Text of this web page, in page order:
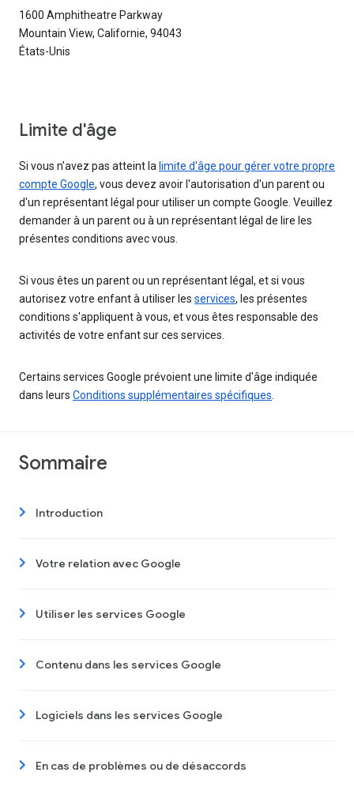
1600 Amphitheatre Parkway
Mountain View, Californie, 94043
États-Unis
Limite d'âge
Si vous n'avez pas atteint la limite d'âge pour gérer votre propre
compte Google, vous devez avoir l'autorisation d'un parent ou
d'un représentant légal pour utiliser un compte Google. Veuillez
demander à un parent ou à un représentant légal de lire les
présentes conditions avec vous.
Si vous êtes un parent ou un représentant légal, et si vous
autorisez votre enfant à utiliser les services, les présentes
conditions s'appliquent à vous, et vous êtes responsable des
activités de votre enfant sur ces services.
Certains services Google prévoient une limite d'âge indiquée
dans leurs Conditions supplémentaires spécifiques
Sommaire
Introduction
Votre relation avec Google
Utiliser les services Google
Contenu dans les services Google
Logiciels dans les services Google
En cas de problèmes ou de désaccords